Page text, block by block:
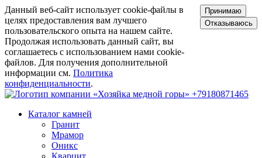
Данный веб-сайт использует cookie-файлы в
целях предоставления вам лучшего
пользовательского опыта на нашем сайте.
Продолжая использовать данный сайт, вы
соглашаетесь с использованием нами cookie-
файлов. Для получения дополнительной
информации см. Политика
конфиденциальности.
Принимаю
Отказываюсь
+79180871465
Каталог камней
Гранит
Мрамор
Оникс
Кварцит